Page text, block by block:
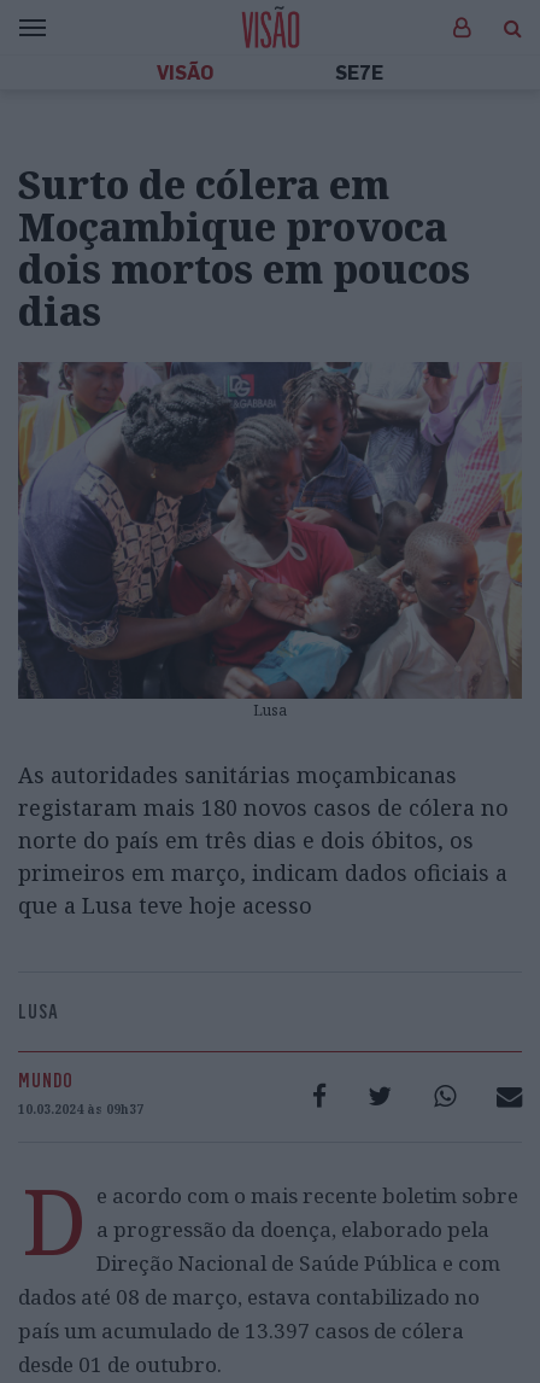
VISÃO SE7E
Surto de cólera em
Moçambique provoca
dois mortos em poucos
dias
Lusa
As autoridades sanitárias moçambicanas
registaram mais 180 novos casos de cólera no
norte do país em três dias e dois óbitos, os
primeiros em março, indicam dados oficiais a
que a Lusa teve hoje acesso
LUSA
MUNDO
10.03.2024 às 09h37
D e acordo com o mais recente boletim sobre
a progressão da doença, elaborado pela
Direção Nacional de Saúde Pública e com
dados até 08 de março, estava contabilizado no
país um acumulado de 13.397 casos de cólera
desde 01 de outubro.